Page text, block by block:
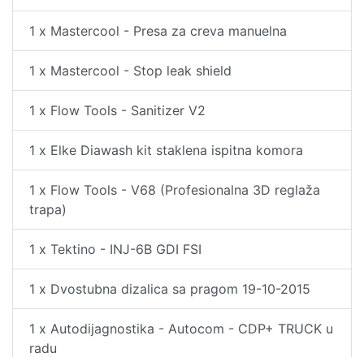
1 x Mastercool - Presa za creva manuelna
1 x Mastercool - Stop leak shield
1 x Flow Tools - Sanitizer V2
1 x Elke Diawash kit staklena ispitna komora
1 x Flow Tools - V68 (Profesionalna 3D reglaža
trapa)
1 x Tektino - INJ-6B GDI FSI
1 x Dvostubna dizalica sa pragom 19-10-2015
1 x Autodijagnostika - Autocom - CDP+ TRUCK u
radu